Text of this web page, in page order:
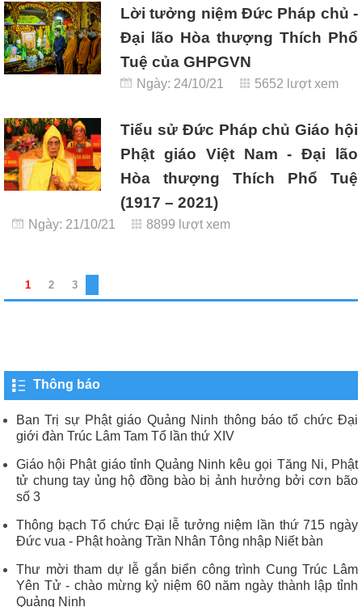
Lời tưởng niệm Đức Pháp chủ -
Đại lão Hòa thượng Thích Phổ
Tuệ của GHPGVN
Ngày: 24/10/21 5652 lượt xem
Tiểu sử Đức Pháp chủ Giáo hội
Phật giáo Việt Nam - Đại lão
Hòa thượng Thích Phổ Tuệ
(1917 – 2021)
Ngày: 21/10/21 8899 lượt xem
1 2 3
Thông báo
Ban Trị sự Phật giáo Quảng Ninh thông báo tổ chức Đại
giới đàn Trúc Lâm Tam Tổ lần thứ XIV
Giáo hội Phật giáo tỉnh Quảng Ninh kêu gọi Tăng Ni, Phật
tử chung tay ủng hộ đồng bào bị ảnh hưởng bởi cơn bão
số 3
Thông bạch Tổ chức Đại lễ tưởng niệm lần thứ 715 ngày
Đức vua - Phật hoàng Trần Nhân Tông nhập Niết bàn
Thư mời tham dự lễ gắn biển công trình Cung Trúc Lâm
Yên Tử - chào mừng kỷ niệm 60 năm ngày thành lập tỉnh
Quảng Ninh